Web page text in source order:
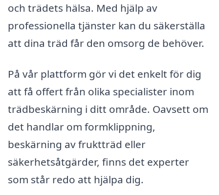
och trädets hälsa. Med hjälp av
professionella tjänster kan du säkerställa
att dina träd får den omsorg de behöver.
På vår plattform gör vi det enkelt för dig
att få offert från olika specialister inom
trädbeskärning i ditt område. Oavsett om
det handlar om formklippning,
beskärning av fruktträd eller
säkerhetsåtgärder, finns det experter
som står redo att hjälpa dig.